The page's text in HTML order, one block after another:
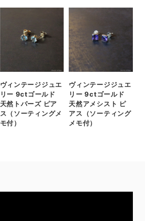
ヴィンテージジュエ
リー 9ctゴールド
天然トパーズ ピア
ス（ソーティングメ
モ付）
ヴィンテージジュエ
リー 9ctゴールド
天然アメシスト ピ
アス（ソーティング
メモ付）